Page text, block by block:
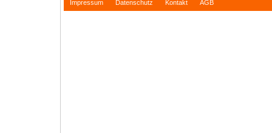
Impressum Datenschutz Kontakt AGB